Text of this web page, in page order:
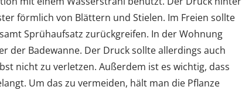
förmlich von Blättern und Stielen. Im Freien sollte
Sprühaufsatz zurückgreifen. In der Wohnung
der Badewanne. Der Druck sollte allerdings auch
nicht zu verletzen. Außerdem ist es wichtig, dass
Um das zu vermeiden, hält man die Pflanze